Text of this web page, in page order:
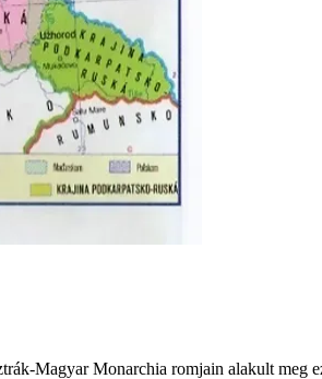
Magyar Monarchia romjain alakult meg